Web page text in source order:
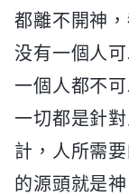
都離不開神
没有一個人
一個人都不
一切都是針
計，人所需
的源頭就是